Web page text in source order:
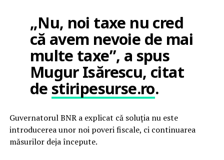
„Nu, noi taxe nu cred
că avem nevoie de mai
multe taxe”, a spus
Mugur Isărescu, citat
de stiripesurse.ro.
Guvernatorul BNR a explicat că soluția nu este
introducerea unor noi poveri fiscale, ci continuarea
măsurilor deja începute.